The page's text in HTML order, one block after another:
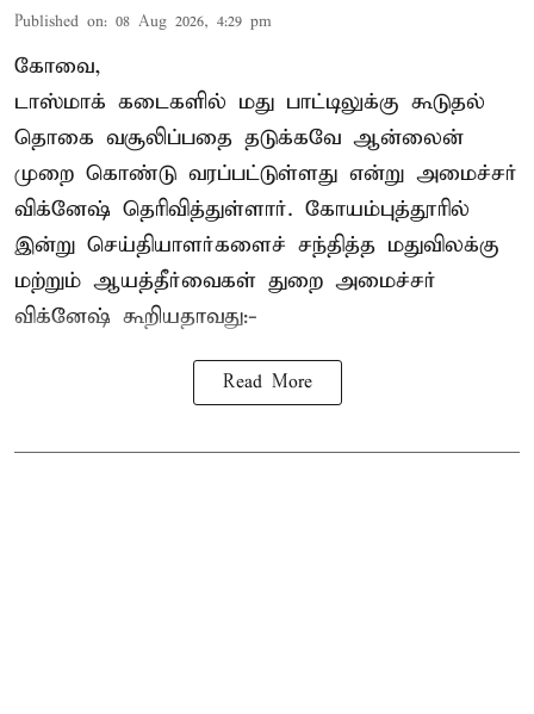
Published on: 08 Aug 2026, 4:29 pm
கோவை,
டாஸ்மாக் கடைகளில் மது பாட்டிலுக்கு கூடுதல்
தொகை வசூலிப்பதை தடுக்கவே ஆன்லைன்
முறை கொண்டு வரப்பட்டுள்ளது என்று அமைச்சர்
விக்னேஷ் தெரிவித்துள்ளார். கோயம்புத்தூரில்
இன்று செய்தியாளர்களைச் சந்தித்த மதுவிலக்கு
மற்றும் ஆயத்தீர்வைகள் துறை அமைச்சர்
விக்னேஷ் கூறியதாவது:-
Read More